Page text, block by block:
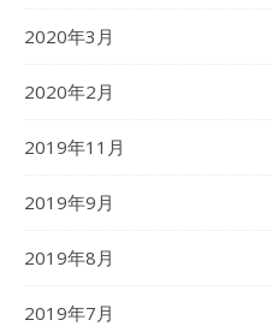
2020年3月
2020年2月
2019年11月
2019年9月
2019年8月
2019年7月